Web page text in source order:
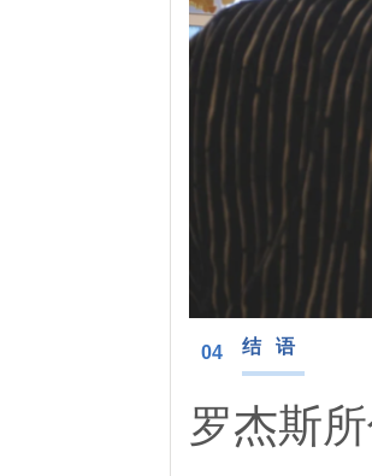
04 结 语
罗杰斯